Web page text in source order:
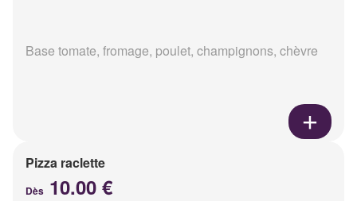
Base tomate, fromage, poulet, champignons, chèvre
Pizza raclette
Dès 10.00 €